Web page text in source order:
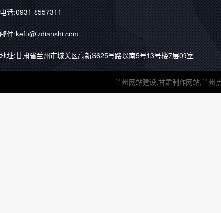
电话:0931-8557311
邮件:kefu@lzdianshi.com
地址:甘肃省兰州市城关区高新S625号路以南5号13号楼7层09室
兰州网站建设,甘肃制作网站,